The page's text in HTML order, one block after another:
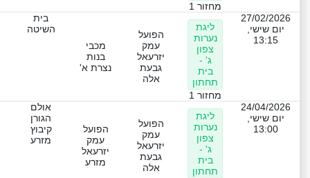
מחזור 1
27/02/2026
יום שישי,
13:15
ליגת
נערות
צפון
ג' -
בית
תחתון
מחזור 1
הפועל
עמק
יזרעאל
גבעת
אלה
מכבי
בנות
נצרת א'
בית
השיטה
24/04/2026
יום שישי,
13:00
ליגת
נערות
צפון
ג' -
בית
תחתון
הפועל
עמק
יזרעאל
גבעת
אלה
הפועל
עמק
יזרעאל
מזרע
אולם
הגורן
קיבוץ
מזרע